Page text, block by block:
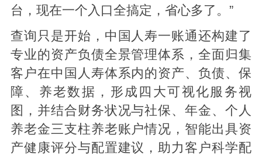
台，现在一个入口全搞定，省心多了。”
查询只是开始，中国人寿一账通还构建了
专业的资产负债全景管理体系，全面归集
客户在中国人寿体系内的资产、负债、保
障、养老数据，形成四大可视化服务视
图，并结合财务状况与社保、年金、个人
养老金三支柱养老账户情况，智能出具资
产健康评分与配置建议，助力客户科学配